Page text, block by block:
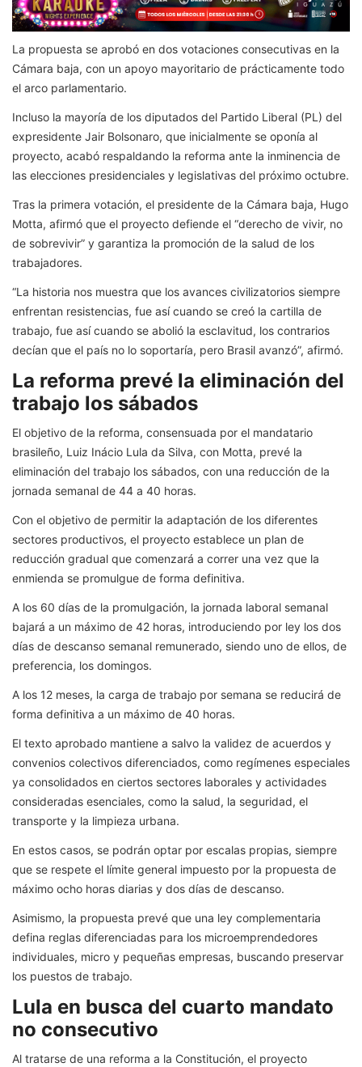
La propuesta se aprobó en dos votaciones consecutivas en la
Cámara baja, con un apoyo mayoritario de prácticamente todo
el arco parlamentario.
Incluso la mayoría de los diputados del Partido Liberal (PL) del
expresidente Jair Bolsonaro, que inicialmente se oponía al
proyecto, acabó respaldando la reforma ante la inminencia de
las elecciones presidenciales y legislativas del próximo octubre.
Tras la primera votación, el presidente de la Cámara baja, Hugo
Motta, afirmó que el proyecto defiende el “derecho de vivir, no
de sobrevivir” y garantiza la promoción de la salud de los
trabajadores.
“La historia nos muestra que los avances civilizatorios siempre
enfrentan resistencias, fue así cuando se creó la cartilla de
trabajo, fue así cuando se abolió la esclavitud, los contrarios
decían que el país no lo soportaría, pero Brasil avanzó”, afirmó.
La reforma prevé la eliminación del
trabajo los sábados
El objetivo de la reforma, consensuada por el mandatario
brasileño, Luiz Inácio Lula da Silva, con Motta, prevé la
eliminación del trabajo los sábados, con una reducción de la
jornada semanal de 44 a 40 horas.
Con el objetivo de permitir la adaptación de los diferentes
sectores productivos, el proyecto establece un plan de
reducción gradual que comenzará a correr una vez que la
enmienda se promulgue de forma definitiva.
A los 60 días de la promulgación, la jornada laboral semanal
bajará a un máximo de 42 horas, introduciendo por ley los dos
días de descanso semanal remunerado, siendo uno de ellos, de
preferencia, los domingos.
A los 12 meses, la carga de trabajo por semana se reducirá de
forma definitiva a un máximo de 40 horas.
El texto aprobado mantiene a salvo la validez de acuerdos y
convenios colectivos diferenciados, como regímenes especiales
ya consolidados en ciertos sectores laborales y actividades
consideradas esenciales, como la salud, la seguridad, el
transporte y la limpieza urbana.
En estos casos, se podrán optar por escalas propias, siempre
que se respete el límite general impuesto por la propuesta de
máximo ocho horas diarias y dos días de descanso.
Asimismo, la propuesta prevé que una ley complementaria
defina reglas diferenciadas para los microemprendedores
individuales, micro y pequeñas empresas, buscando preservar
los puestos de trabajo.
Lula en busca del cuarto mandato
no consecutivo
Al tratarse de una reforma a la Constitución, el proyecto